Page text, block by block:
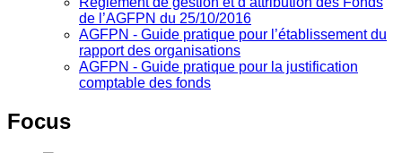
de l’AGFPN du 25/10/2016
AGFPN ‐ Guide pratique pour l’établissement du
rapport des organisations
AGFPN ‐ Guide pratique pour la justification
comptable des fonds
Focus